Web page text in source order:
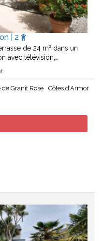
| 2
de 24 m² dans un
avec télévision,…
de Granit Rose
Côtes d'Armor